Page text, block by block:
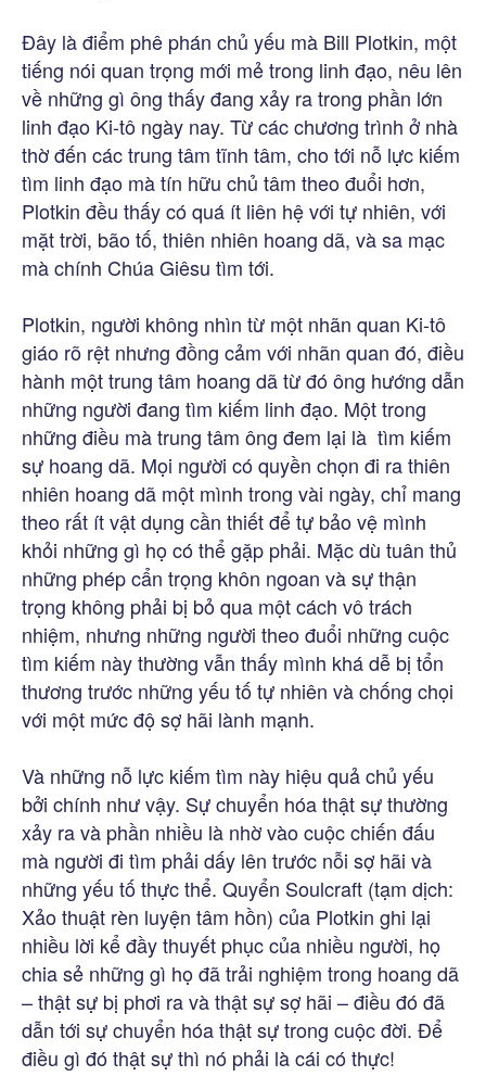
Đây là điểm phê phán chủ yếu mà Bill Plotkin, một
tiếng nói quan trọng mới mẻ trong linh đạo, nêu lên
về những gì ông thấy đang xảy ra trong phần lớn
linh đạo Ki-tô ngày nay. Từ các chương trình ở nhà
thờ đến các trung tâm tĩnh tâm, cho tới nỗ lực kiếm
tìm linh đạo mà tín hữu chủ tâm theo đuổi hơn,
Plotkin đều thấy có quá ít liên hệ với tự nhiên, với
mặt trời, bão tố, thiên nhiên hoang dã, và sa mạc
mà chính Chúa Giêsu tìm tới.
Plotkin, người không nhìn từ một nhãn quan Ki-tô
giáo rõ rệt nhưng đồng cảm với nhãn quan đó, điều
hành một trung tâm hoang dã từ đó ông hướng dẫn
những người đang tìm kiếm linh đạo. Một trong
những điều mà trung tâm ông đem lại là tìm kiếm
sự hoang dã. Mọi người có quyền chọn đi ra thiên
nhiên hoang dã một mình trong vài ngày, chỉ mang
theo rất ít vật dụng cần thiết để tự bảo vệ mình
khỏi những gì họ có thể gặp phải. Mặc dù tuân thủ
những phép cẩn trọng khôn ngoan và sự thận
trọng không phải bị bỏ qua một cách vô trách
nhiệm, nhưng những người theo đuổi những cuộc
tìm kiếm này thường vẫn thấy mình khá dễ bị tổn
thương trước những yếu tố tự nhiên và chống chọi
với một mức độ sợ hãi lành mạnh.
Và những nỗ lực kiếm tìm này hiệu quả chủ yếu
bởi chính như vậy. Sự chuyển hóa thật sự thường
xảy ra và phần nhiều là nhờ vào cuộc chiến đấu
mà người đi tìm phải dấy lên trước nỗi sợ hãi và
những yếu tố thực thể. Quyển Soulcraft (tạm dịch:
Xảo thuật rèn luyện tâm hồn) của Plotkin ghi lại
nhiều lời kể đầy thuyết phục của nhiều người, họ
chia sẻ những gì họ đã trải nghiệm trong hoang dã
– thật sự bị phơi ra và thật sự sợ hãi – điều đó đã
dẫn tới sự chuyển hóa thật sự trong cuộc đời. Để
điều gì đó thật sự thì nó phải là cái có thực!